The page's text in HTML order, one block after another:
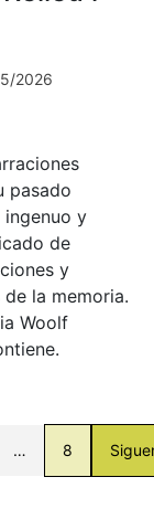
2026
pasado
y
de
y
la memoria.
Woolf
… 8